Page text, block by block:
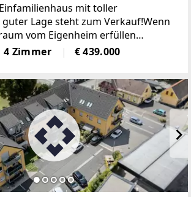
mit toller
Lage steht zum Verkauf!Wenn
vom Eigenheim erfüllen
dieses neuwertige Haus in
bestimmt interessant für Sie. Das
4 Zimmer € 439.000